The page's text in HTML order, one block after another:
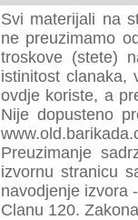
Svi materijali na
preuzimamo
troskove (stete)
istinitost clanaka,
ovdje koriste, a
Nije dopusteno
Preuzimanje
izvornu stranicu
navodjenje izvora
Clanu 120.